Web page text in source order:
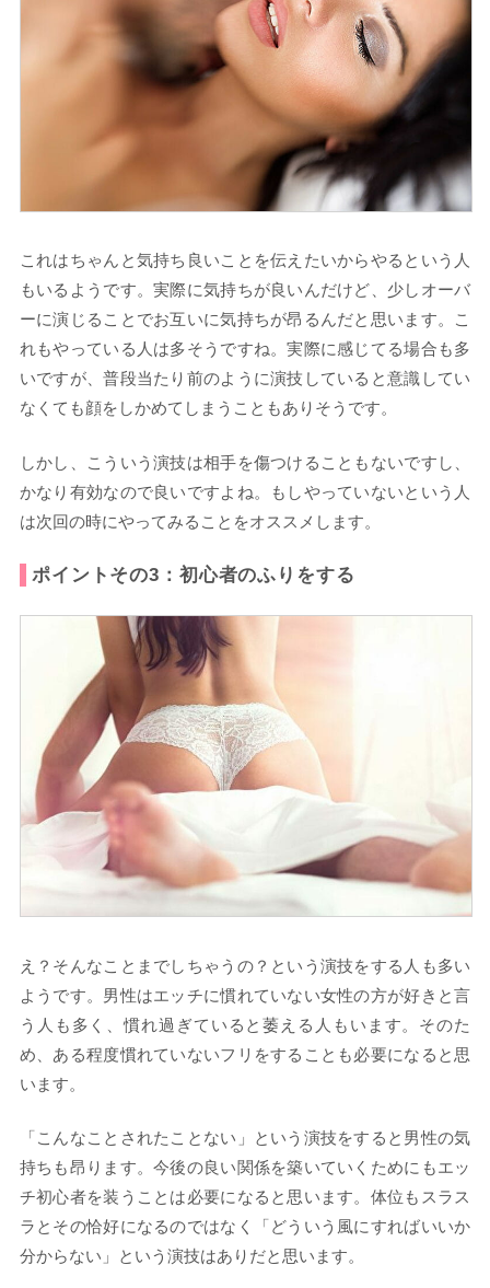
これはちゃんと気持ち良いことを伝えたいからやるという人
もいるようです。実際に気持ちが良いんだけど、少しオーバ
ーに演じることでお互いに気持ちが昂るんだと思います。こ
れもやっている人は多そうですね。実際に感じてる場合も多
いですが、普段当たり前のように演技していると意識してい
なくても顔をしかめてしまうこともありそうです。
しかし、こういう演技は相手を傷つけることもないですし、
かなり有効なので良いですよね。もしやっていないという人
は次回の時にやってみることをオススメします。
ポイントその3：初心者のふりをする
え？そんなことまでしちゃうの？という演技をする人も多い
ようです。男性はエッチに慣れていない女性の方が好きと言
う人も多く、慣れ過ぎていると萎える人もいます。そのた
め、ある程度慣れていないフリをすることも必要になると思
います。
「こんなことされたことない」という演技をすると男性の気
持ちも昂ります。今後の良い関係を築いていくためにもエッ
チ初心者を装うことは必要になると思います。体位もスラス
ラとその恰好になるのではなく「どういう風にすればいいか
分からない」という演技はありだと思います。